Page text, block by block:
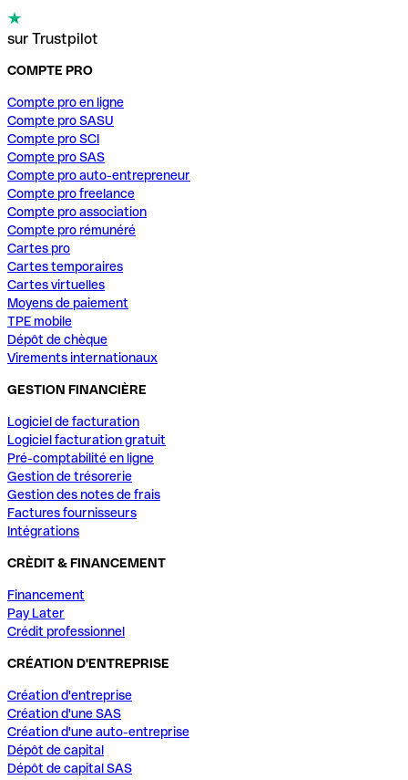
sur Trustpilot
COMPTE PRO
Compte pro en ligne
Compte pro SASU
Compte pro SCI
Compte pro SAS
Compte pro auto-entrepreneur
Compte pro freelance
Compte pro association
Compte pro rémunéré
Cartes pro
Cartes temporaires
Cartes virtuelles
Moyens de paiement
TPE mobile
Dépôt de chèque
Virements internationaux
GESTION FINANCIÈRE
Logiciel de facturation
Logiciel facturation gratuit
Pré-comptabilité en ligne
Gestion de trésorerie
Gestion des notes de frais
Factures fournisseurs
Intégrations
CRÈDIT & FINANCEMENT
Financement
Pay Later
Crédit professionnel
CRÉATION D'ENTREPRISE
Création d'entreprise
Création d'une SAS
Création d'une auto-entreprise
Dépôt de capital
Dépôt de capital SAS